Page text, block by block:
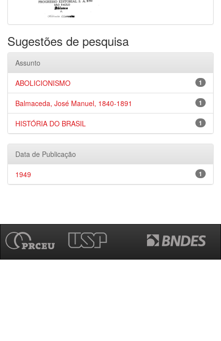
Sugestões de pesquisa
Assunto
1
ABOLICIONISMO
1
Balmaceda, José Manuel, 1840-1891
1
HISTÓRIA DO BRASIL
Data de Publicação
1
1949